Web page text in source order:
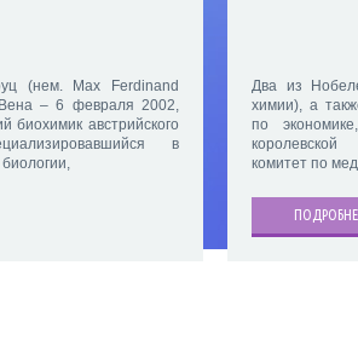
(нем. Max Ferdinand
– 6 февраля 2002,
биохимик австрийского
в
Два из
химии), а
по
комитет по